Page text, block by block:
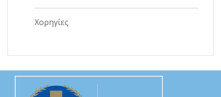
Χορηγίες